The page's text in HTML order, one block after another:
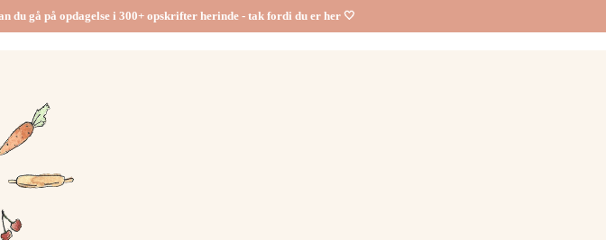
du gå på opdagelse i 300+ opskrifter herinde - tak fordi du er her 🤍